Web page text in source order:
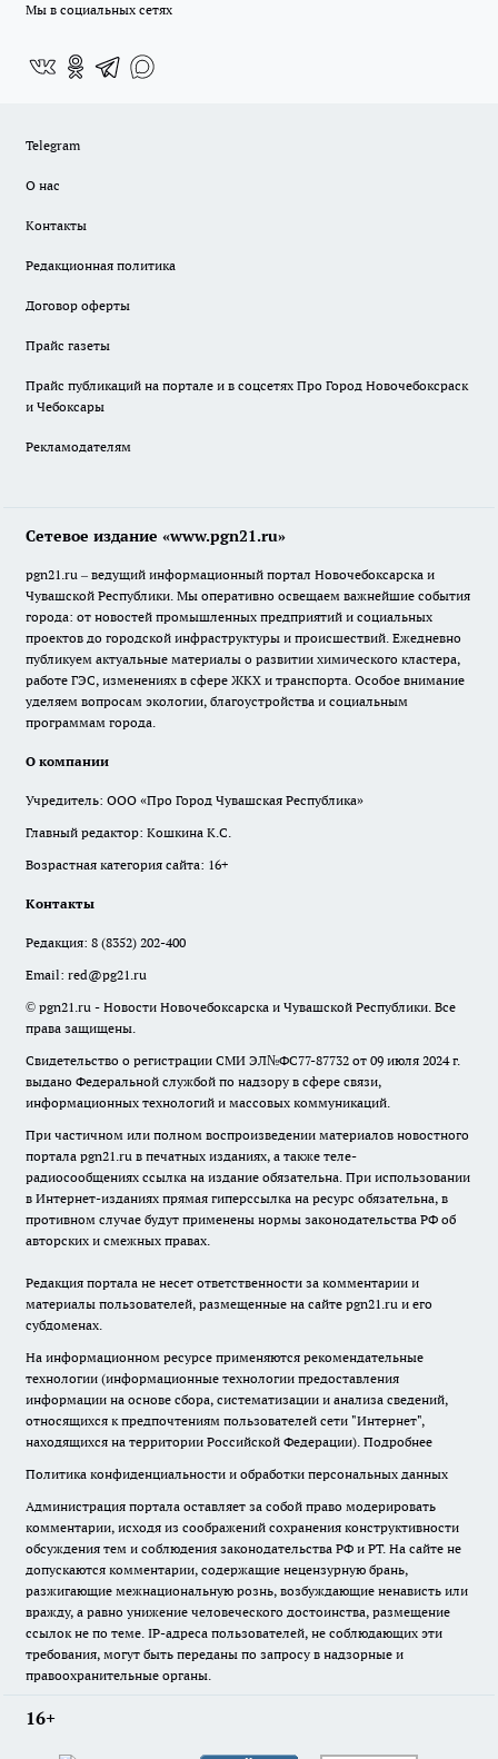
Мы в социальных сетях
Telegram
О нас
Контакты
Редакционная политика
Договор оферты
Прайс газеты
Прайс публикаций на портале и в соцсетях Про Город Новочебоксраск
и Чебоксары
Рекламодателям
Сетевое издание «www.pgn21.ru»
pgn21.ru – ведущий информационный портал Новочебоксарска и
Чувашской Республики. Мы оперативно освещаем важнейшие события
города: от новостей промышленных предприятий и социальных
проектов до городской инфраструктуры и происшествий. Ежедневно
публикуем актуальные материалы о развитии химического кластера,
работе ГЭС, изменениях в сфере ЖКХ и транспорта. Особое внимание
уделяем вопросам экологии, благоустройства и социальным
программам города.
О компании
Учредитель: ООО «Про Город Чувашская Республика»
Главный редактор: Кошкина К.С.
Возрастная категория сайта: 16+
Контакты
Редакция: 8 (8352) 202-400
Email: red@pg21.ru
© pgn21.ru - Новости Новочебоксарска и Чувашской Республики. Все
права защищены.
Свидетельство о регистрации СМИ ЭЛ№ФС77-87732 от 09 июля 2024 г.
выдано Федеральной службой по надзору в сфере связи,
информационных технологий и массовых коммуникаций.
При частичном или полном воспроизведении материалов новостного
портала pgn21.ru в печатных изданиях, а также теле-
радиосообщениях ссылка на издание обязательна. При использовании
в Интернет-изданиях прямая гиперссылка на ресурс обязательна, в
противном случае будут применены нормы законодательства РФ об
авторских и смежных правах.
Редакция портала не несет ответственности за комментарии и
материалы пользователей, размещенные на сайте pgn21.ru и его
субдоменах.
На информационном ресурсе применяются рекомендательные
технологии (информационные технологии предоставления
информации на основе сбора, систематизации и анализа сведений,
относящихся к предпочтениям пользователей сети "Интернет",
находящихся на территории Российской Федерации). Подробнее
Политика конфиденциальности и обработки персональных данных
Администрация портала оставляет за собой право модерировать
комментарии, исходя из соображений сохранения конструктивности
обсуждения тем и соблюдения законодательства РФ и РТ. На сайте не
допускаются комментарии, содержащие нецензурную брань,
разжигающие межнациональную рознь, возбуждающие ненависть или
вражду, а равно унижение человеческого достоинства, размещение
ссылок не по теме. IP-адреса пользователей, не соблюдающих эти
требования, могут быть переданы по запросу в надзорные и
правоохранительные органы.
16+